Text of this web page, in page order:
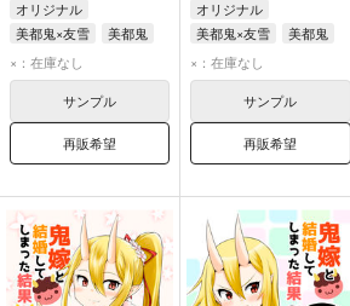
オリジナル
美都鬼×友雪
美都鬼
友雪
×：在庫なし
サンプル
再販希望
オリジナル
美都鬼×友雪
美都鬼
友雪
×：在庫なし
サンプル
再販希望